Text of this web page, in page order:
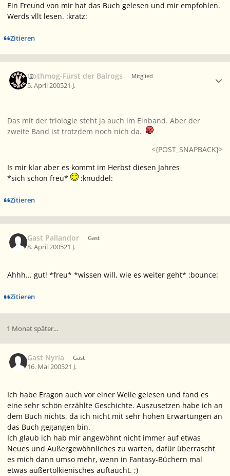
Ein Freund von mir hat das Buch gelesen und mir empfohlen.
Werds vllt lesen. :kratz:
Zitieren
Gothmog-Fürst der Balrogs Mitglied
5. April 200521 J.
Das mit der triologie steht ja auch im Einband. Aber der
zweite Band ist trotzdem noch nich da.
<{POST_SNAPBACK}>
Is mir klar aber es kommt im Herbst diesen Jahres
*sich schon freu*
:knuddel:
Zitieren
Gast Pallandor Gast
8. April 200521 J.
Ahhh... gut! *freu* *wissen will, wie es weiter geht* :bounce:
Zitieren
1 Monat später...
Gast Nyria Gast
16. Mai 200521 J.
Ich habe Eragon auch vor einer Weile gelesen und fand es
eine sehr schön erzählte Geschichte. Auszusetzen habe ich an
dem Buch nichts, da ich nicht mit sehr hohen Erwartungen an
das Buch gegangen bin.
Ich glaub ich hab mir angewöhnt nicht immer auf etwas
Neues und Außergewöhnliches zu warten, dafür überrascht
es mich dann umso mehr, wenn in Fantasy-Büchern mal
etwas außertolkienisches auftaucht. ;)